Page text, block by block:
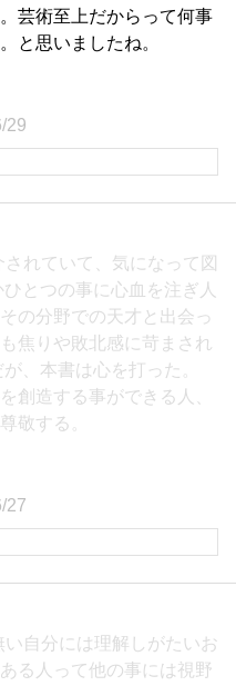
芸術至上だからって何事
と思いましたね。
29
れていて、気になって図
とつの事に心血を注ぎ人
の分野での天才と出会っ
焦りや敗北感に苛まされ
、本書は心を打った。
創造する事ができる人、
敬する。
27
自分には理解しがたいお
る人って他の事には視野